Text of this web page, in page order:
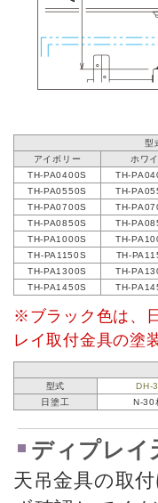
型
アイボリー
ホワ
TH-PA0400S
TH-
TH-PA0550S
TH-
TH-PA0700S
TH-
TH-PA0850S
TH-
TH-PA1000S
TH-
TH-PA1150S
TH-
TH-PA1300S
TH-
TH-PA1450S
TH-
※ブラック色は、
レイ取付金具の塗
型式
DH-
日塗工
N-30
ディプレ
天吊金具の取